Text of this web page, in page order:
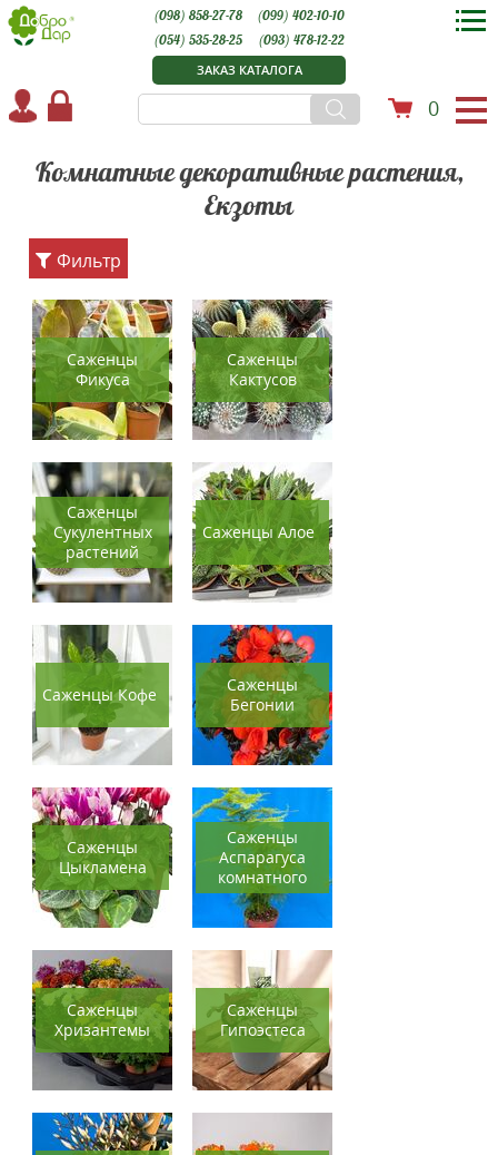
ЗАКАЗ КАТАЛОГА
0
(098) 858-27-78
(099) 402-10-10
(054) 535-28-25
(093) 478-12-22
Комнатные декоративные растения,
Екзоты
Саженцы
Фикуса
Саженцы
Кактусов
Саженцы
Сукулентных
растений
Саженцы Алое
Саженцы Кофе
Саженцы
Бегонии
Саженцы
Цыкламена
Саженцы
Аспарагуса
комнатного
Саженцы
Хризантемы
Саженцы
Гипоэстеса
Фильтр